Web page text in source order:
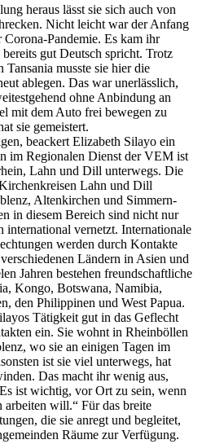
heraus lässt sie sich auch von
Nicht leicht war der Anfang
Pandemie. Es kam ihr
gut Deutsch spricht. Trotz
musste sie hier die
ablegen. Das war unerlässlich,
ohne Anbindung an
mit dem Auto frei bewegen zu
sie gemeistert.
beackert Elizabeth Silayo ein
im Regionalen Dienst der VEM ist
Lahn und Dill unterwegs. Die
Lahn und Dill
Altenkirchen und Simmern-
in diesem Bereich sind nicht nur
international vernetzt. Internationale
werden durch Kontakte
Ländern in Asien und
Jahren bestehen freundschaftliche
Kongo, Botswana, Namibia,
den Philippinen und West Papua.
Tätigkeit gut in das Geflecht
ein. Sie wohnt in Rheinböllen
wo sie an einigen Tagen im
ist sie viel unterwegs, hat
Das macht ihr wenig aus,
ist wichtig, vor Ort zu sein, wenn
arbeiten will.“ Für das breite
die sie anregt und begleitet,
Räume zur Verfügung.